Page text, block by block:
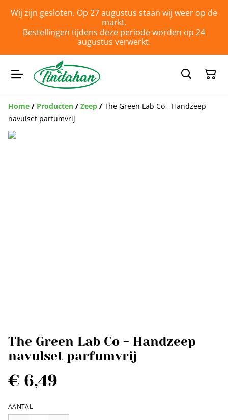
Wij zijn gesloten. Op 27 augustus staan wij weer op de
markt.
Bestellingen tijdens deze periode worden op 24
augustus verwerkt.
Home / Producten / Zeep / The Green Lab Co - Handzeep
navulset parfumvrij
The Green Lab Co - Handzeep
navulset parfumvrij
€ 6,49
AANTAL